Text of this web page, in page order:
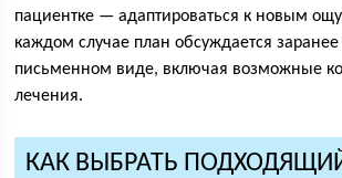
пациентке — адаптироваться к новым
каждом случае план обсуждается заранее
письменном виде, включая возможные
лечения.
КАК ВЫБРАТЬ